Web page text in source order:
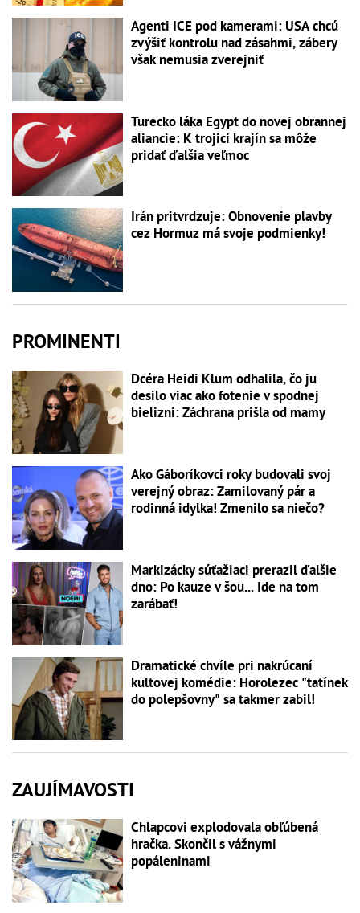
Agenti ICE pod kamerami: USA chcú
zvýšiť kontrolu nad zásahmi, zábery
však nemusia zverejniť
Turecko láka Egypt do novej obrannej
aliancie: K trojici krajín sa môže
pridať ďalšia veľmoc
Irán pritvrdzuje: Obnovenie plavby
cez Hormuz má svoje podmienky!
PROMINENTI
Dcéra Heidi Klum odhalila, čo ju
desilo viac ako fotenie v spodnej
bielizni: Záchrana prišla od mamy
Ako Gáboríkovci roky budovali svoj
verejný obraz: Zamilovaný pár a
rodinná idylka! Zmenilo sa niečo?
Markizácky súťažiaci prerazil ďalšie
dno: Po kauze v šou... Ide na tom
zarábať!
Dramatické chvíle pri nakrúcaní
kultovej komédie: Horolezec "tatínek
do polepšovny" sa takmer zabil!
ZAUJÍMAVOSTI
Chlapcovi explodovala obľúbená
hračka. Skončil s vážnymi
popáleninami